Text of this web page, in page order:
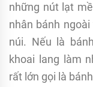
những nút lạt
nhân bánh
núi. Nếu là
khoai lang làm
rất lớn gọi là